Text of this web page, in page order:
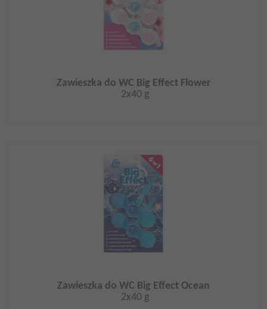
Zawieszka do WC Big Effect Flower
2x40 g
Zawieszka do WC Big Effect Ocean
2x40 g